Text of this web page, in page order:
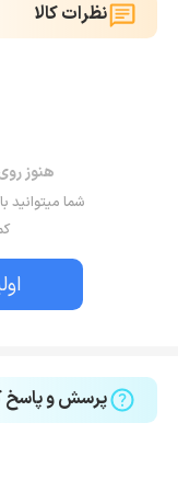
نظرات کالا
هنوز
شما میتوانید
پرسش و پاسخ